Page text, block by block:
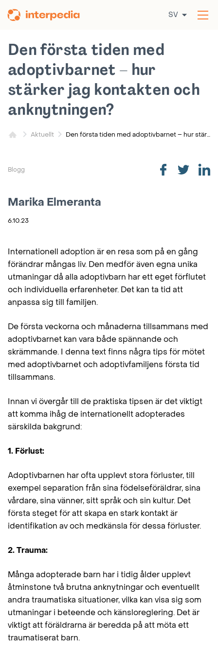
till
SV
Aktuellt Den första tiden med adoptivbarnet – hur stärker jag kontakten och anknytningen?
Den första tiden med
adoptivbarnet – hur
stärker jag kontakten och
anknytningen?
Blogg
Marika Elmeranta
6.10.23
Internationell adoption är en resa som på en gång
förändrar mångas liv. Den medför även egna unika
utmaningar då alla adoptivbarn har ett eget förflutet
och individuella erfarenheter. Det kan ta tid att
anpassa sig till familjen.
De första veckorna och månaderna tillsammans med
adoptivbarnet kan vara både spännande och
skrämmande. I denna text finns några tips för mötet
med adoptivbarnet och adoptivfamiljens första tid
tillsammans.
Innan vi övergår till de praktiska tipsen är det viktigt
att komma ihåg de internationellt adopterades
särskilda bakgrund:
1. Förlust:
Adoptivbarnen har ofta upplevt stora förluster, till
exempel separation från sina födelseföräldrar, sina
vårdare, sina vänner, sitt språk och sin kultur. Det
första steget för att skapa en stark kontakt är
identifikation av och medkänsla för dessa förluster.
2. Trauma:
Många adopterade barn har i tidig ålder upplevt
åtminstone två brutna anknytningar och eventuellt
andra traumatiska situationer, vilka kan visa sig som
utmaningar i beteende och känsloreglering. Det är
viktigt att föräldrarna är beredda på att möta ett
traumatiserat barn.